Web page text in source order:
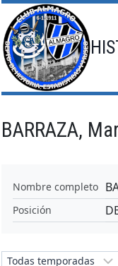
Saltar
al
contenido
BARRAZA,
Nombre completo
Posición